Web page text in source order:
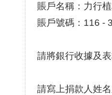
賬戶名稱：力行
賬戶號碼：116 -
請將銀行收據及
請寫上捐款人姓